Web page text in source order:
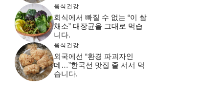
음식건강
회식에서 빠질 수 없는 “이 쌈
채소” 대장균을 그대로 먹습
니다.
음식건강
외국에선 “환경 파괴자인
데…”한국선 맛집 줄 서서 먹
습니다.